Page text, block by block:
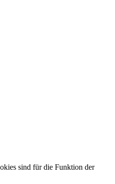
sind für die Funktion der